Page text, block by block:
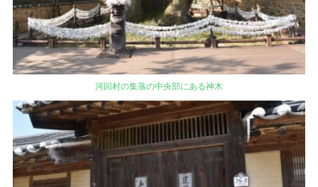
河回村の集落の中央部にある神木